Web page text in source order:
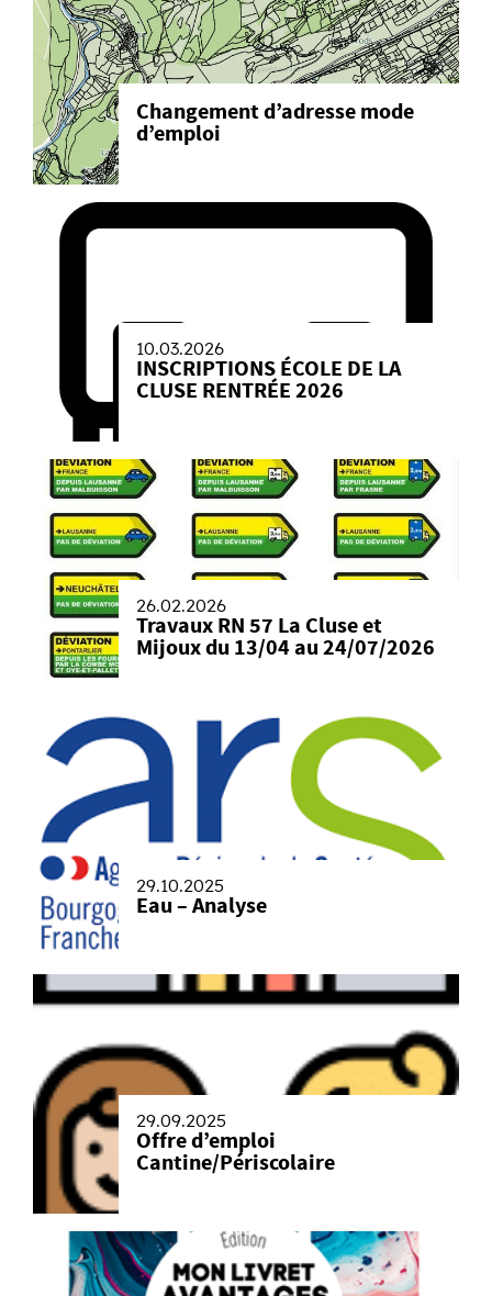
Changement d’adresse mode
d’emploi
10.03.2026
INSCRIPTIONS ÉCOLE DE LA
CLUSE RENTRÉE 2026
26.02.2026
Travaux RN 57 La Cluse et
Mijoux du 13/04 au 24/07/2026
29.10.2025
Eau – Analyse
29.09.2025
Offre d’emploi
Cantine/Périscolaire